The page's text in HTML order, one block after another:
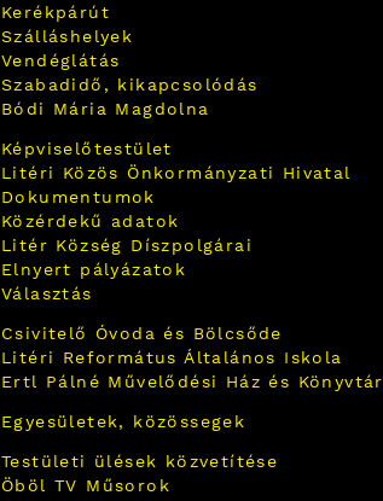
Kerékpárút
Szálláshelyek
Vendéglátás
Szabadidő, kikapcsolódás
Bódi Mária Magdolna
Képviselőtestület
Litéri Közös Önkormányzati Hivatal
Dokumentumok
Közérdekű adatok
Litér Község Díszpolgárai
Elnyert pályázatok
Választás
Csivitelő Óvoda és Bölcsőde
Litéri Református Általános Iskola
Ertl Pálné Művelődési Ház és Könyvtár
Egyesületek, közössegek
Testületi ülések közvetítése
Öböl TV Műsorok